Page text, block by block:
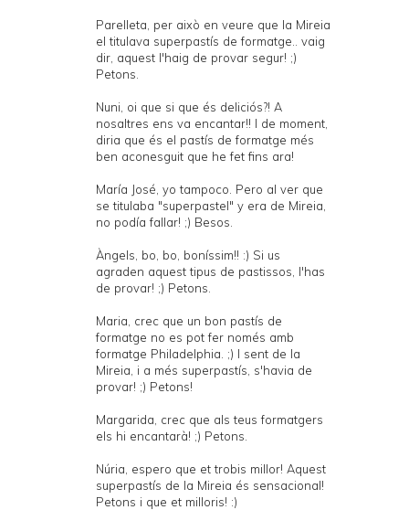
Parelleta, per això en veure que la Mireia
el titulava superpastís de formatge.. vaig
dir, aquest l'haig de provar segur! ;)
Petons.
Nuni, oi que si que és deliciós?! A
nosaltres ens va encantar!! I de moment,
diria que és el pastís de formatge més
ben aconesguit que he fet fins ara!
María José, yo tampoco. Pero al ver que
se titulaba "superpastel" y era de Mireia,
no podía fallar! ;) Besos.
Àngels, bo, bo, boníssim!! :) Si us
agraden aquest tipus de pastissos, l'has
de provar! ;) Petons.
Maria, crec que un bon pastís de
formatge no es pot fer només amb
formatge Philadelphia. ;) I sent de la
Mireia, i a més superpastís, s'havia de
provar! ;) Petons!
Margarida, crec que als teus formatgers
els hi encantarà! ;) Petons.
Núria, espero que et trobis millor! Aquest
superpastís de la Mireia és sensacional!
Petons i que et milloris! :)